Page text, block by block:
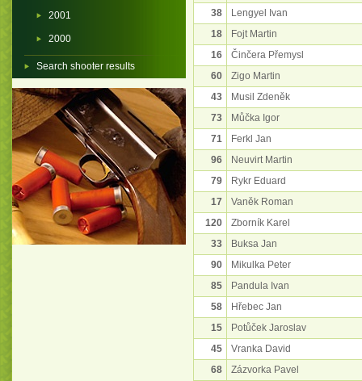
38
Lengyel Ivan
18
Fojt Martin
16
Činčera Přemysl
60
Zigo Martin
43
Musil Zdeněk
73
Můčka Igor
71
Ferkl Jan
96
Neuvirt Martin
79
Rykr Eduard
17
Vaněk Roman
120
Zborník Karel
33
Buksa Jan
90
Mikulka Peter
85
Pandula Ivan
58
Hřebec Jan
15
Potůček Jaroslav
45
Vranka David
68
Zázvorka Pavel
2001
2000
Search shooter results